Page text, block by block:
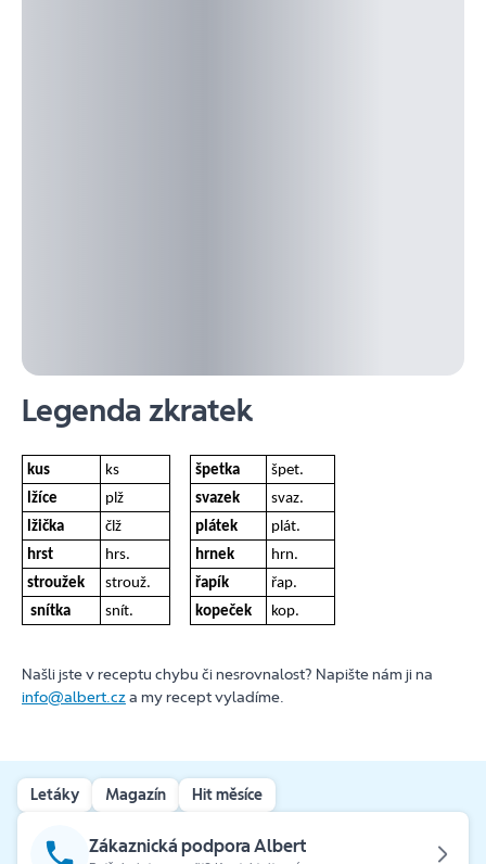
Legenda zkratek
kus ks špetka
špet.
lžíce
plž svazek
svaz.
lžička
člž plátek
plát.
hrst
hrs. hrnek
hrn.
stroužek
strouž. řapík
řap.
snítka
snít. kopeček kop.
Našli jste v receptu chybu či nesrovnalost? Napište nám ji na
info@albert.cza my recept vyladíme.
Letáky Magazín Hit měsíce
Zákaznická podpora Albert